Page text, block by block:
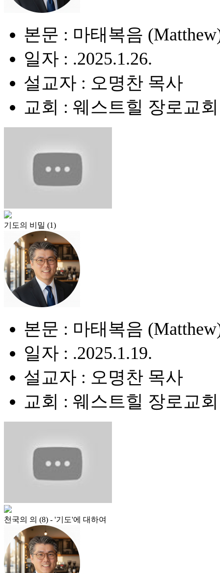
본문 : 마태복음
일자 : .2025.1.26.
설교자 : 오명찬 목사
교회 : 웨스트힐 장로교회
기도의 비밀 (1)
본문 : 마태복음
일자 : .2025.1.19.
설교자 : 오명찬 목사
교회 : 웨스트힐 장로교회
천국의 의 (8) - '기도'에 대하여